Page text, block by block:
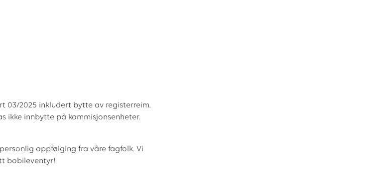
03/2025 inkludert bytte av registerreim.
ikke innbytte på kommisjonsenheter.
oppfølging fra våre fagfolk. Vi
bobileventyr!